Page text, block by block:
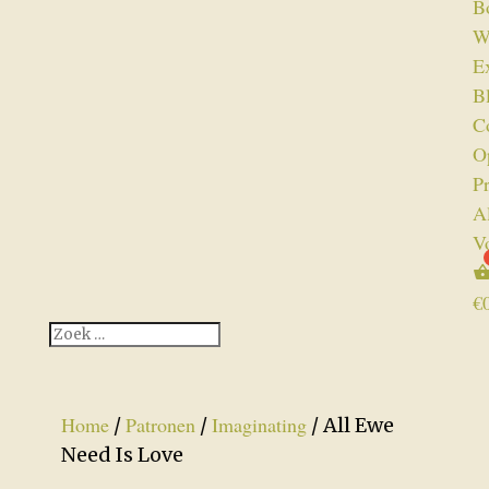
€
Home/Patronen/Imaginating/ All Ewe
Need Is Love